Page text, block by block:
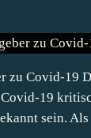
zu Covid-19
19
sein.